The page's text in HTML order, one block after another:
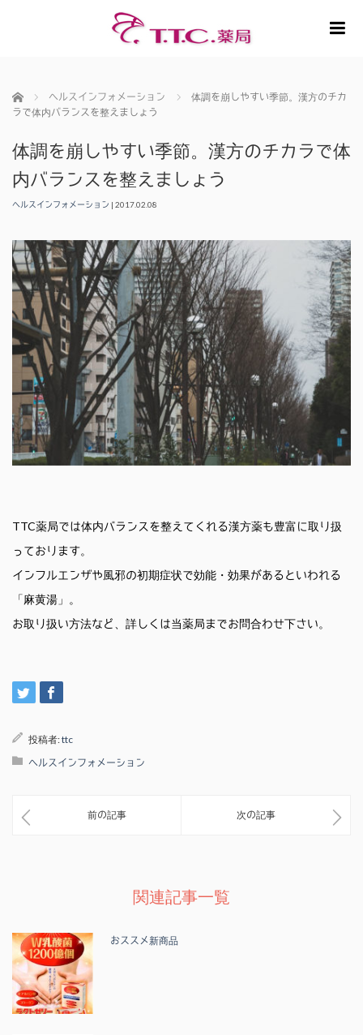
ホーム ヘルスインフォメーション
体調を崩しやすい季節。漢方のチカ
ラで体内バランスを整えましょう
体調を崩しやすい季節。漢方のチカラで体
内バランスを整えましょう
ヘルスインフォメーション | 2017.02.08
TTC薬局では体内バランスを整えてくれる漢方薬も豊富に取り扱
っております。
インフルエンザや風邪の初期症状で効能・効果があるといわれる
「麻黄湯」。
お取り扱い方法など、詳しくは当薬局までお問合わせ下さい。
投稿者:ttc
ヘルスインフォメーション
前の記事 次の記事
関連記事一覧
おススメ新商品